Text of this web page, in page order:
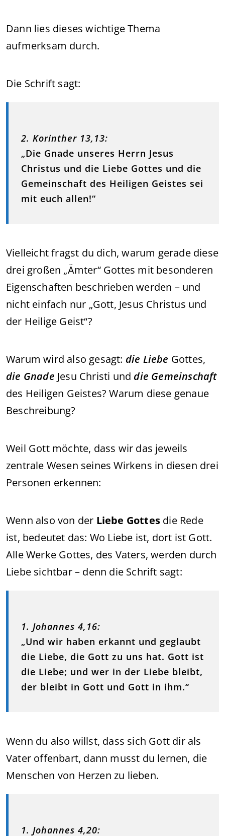
Dann lies dieses wichtige Thema
aufmerksam durch.
Die Schrift sagt:
2. Korinther 13,13:
„Die Gnade unseres Herrn Jesus
Christus und die Liebe Gottes und die
Gemeinschaft des Heiligen Geistes sei
mit euch allen!“
Vielleicht fragst du dich, warum gerade diese
drei großen „Ämter“ Gottes mit besonderen
Eigenschaften beschrieben werden – und
nicht einfach nur „Gott, Jesus Christus und
der Heilige Geist“?
Warum wird also gesagt: die Liebe Gottes,
die Gnade Jesu Christi und die Gemeinschaft
des Heiligen Geistes? Warum diese genaue
Beschreibung?
Weil Gott möchte, dass wir das jeweils
zentrale Wesen seines Wirkens in diesen drei
Personen erkennen:
Wenn also von der Liebe Gottes die Rede
ist, bedeutet das: Wo Liebe ist, dort ist Gott.
Alle Werke Gottes, des Vaters, werden durch
Liebe sichtbar – denn die Schrift sagt:
1. Johannes 4,16:
„Und wir haben erkannt und geglaubt
die Liebe, die Gott zu uns hat. Gott ist
die Liebe; und wer in der Liebe bleibt,
der bleibt in Gott und Gott in ihm.“
Wenn du also willst, dass sich Gott dir als
Vater offenbart, dann musst du lernen, die
Menschen von Herzen zu lieben.
1. Johannes 4,20: